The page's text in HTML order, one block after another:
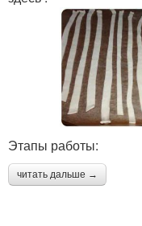
Этапы работы:
читать дальше →